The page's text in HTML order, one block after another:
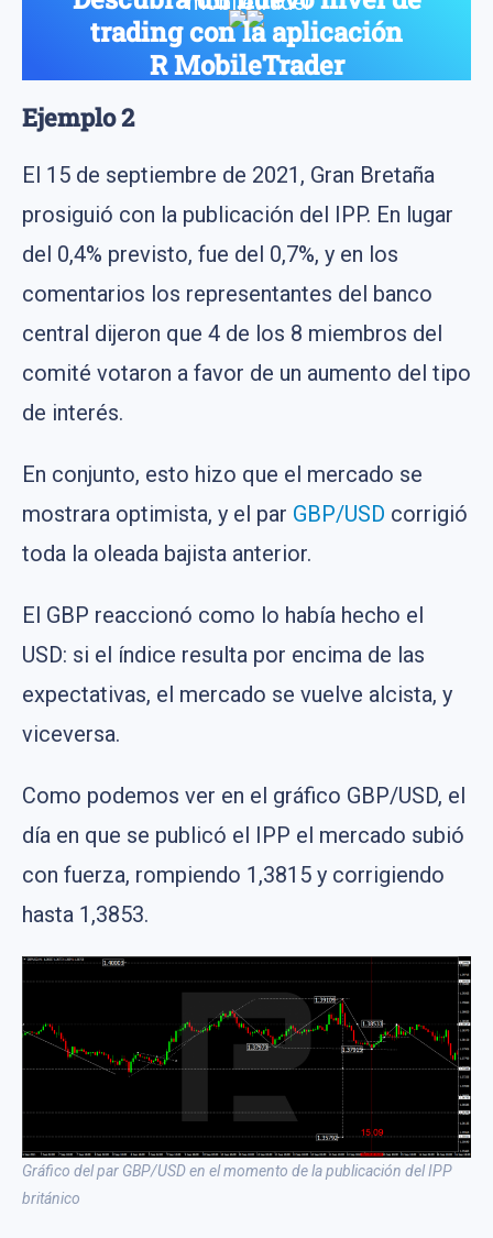
trading con la aplicación
R MobileTrader
Ejemplo 2
El 15 de septiembre de 2021, Gran Bretaña
prosiguió con la publicación del IPP. En lugar
del 0,4% previsto, fue del 0,7%, y en los
comentarios los representantes del banco
central dijeron que 4 de los 8 miembros del
comité votaron a favor de un aumento del tipo
de interés.
En conjunto, esto hizo que el mercado se
mostrara optimista, y el par GBP/USD corrigió
toda la oleada bajista anterior.
El GBP reaccionó como lo había hecho el
USD: si el índice resulta por encima de las
expectativas, el mercado se vuelve alcista, y
viceversa.
Como podemos ver en el gráfico GBP/USD, el
día en que se publicó el IPP el mercado subió
con fuerza, rompiendo 1,3815 y corrigiendo
hasta 1,3853.
Gráfico del par GBP/USD en el momento de la publicación del IPP
británico